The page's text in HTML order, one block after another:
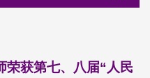
荣获第七、八届“人民